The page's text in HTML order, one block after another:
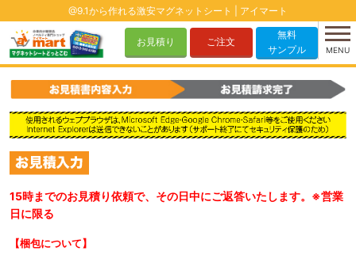
@9.1から作れる激安マグネットシート | アイマート
お見積り ご注文
無料
サンプル
MENU
15時までのお見積り依頼で、その日中にご返答いたします。※営業
日に限る
【梱包について】